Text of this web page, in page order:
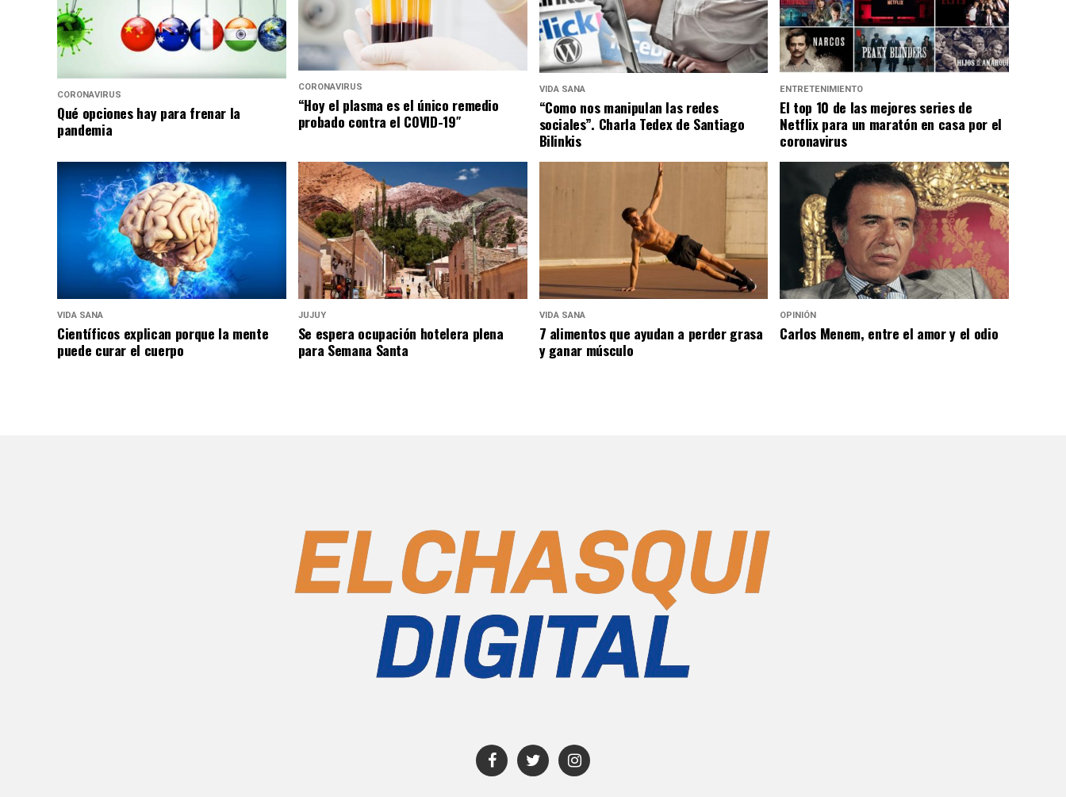
CORONAVIRUS
Qué opciones hay para frenar la
pandemia
CORONAVIRUS
“Hoy el plasma es el único remedio
probado contra el COVID-19″
VIDA SANA
“Como nos manipulan las redes
sociales”. Charla Tedex de Santiago
Bilinkis
ENTRETENIMIENTO
El top 10 de las mejores series de
Netflix para un maratón en casa por el
coronavirus
VIDA SANA
Científicos explican porque la mente
puede curar el cuerpo
JUJUY
Se espera ocupación hotelera plena
para Semana Santa
VIDA SANA
7 alimentos que ayudan a perder grasa
y ganar músculo
OPINIÓN
Carlos Menem, entre el amor y el odio